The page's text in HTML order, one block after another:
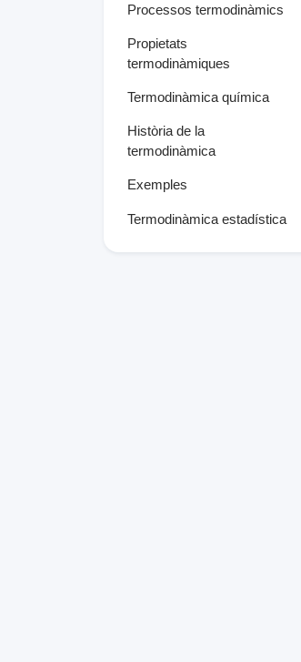
Processos termodinàmics
Propietats
termodinàmiques
Termodinàmica química
Història de la
termodinàmica
Exemples
Termodinàmica estadística